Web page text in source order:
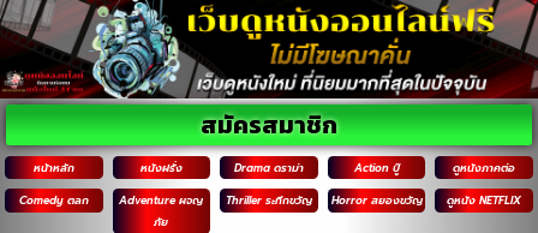
หน้าหลัก หนังฝรั่ง Drama ดราม่า Action บู๊
ดูหนังภาคต่อ
Comedy ตลก
Adventure ผจญ
ภัย
Thriller ระทึกขวัญ Horror สยองขวัญ ดูหนัง NETFLIX
สมัครสมาชิก